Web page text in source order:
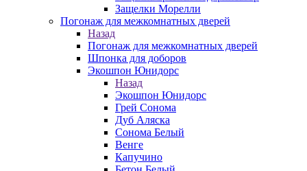
Защелки Морелли
Погонаж для межкомнатных дверей
Назад
Погонаж для межкомнатных дверей
Шпонка для доборов
Экошпон Юнидорс
Назад
Экошпон Юнидорс
Грей Сонома
Дуб Аляска
Сонома Белый
Венге
Капучино